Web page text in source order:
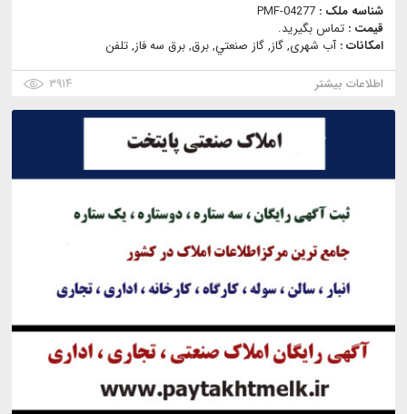
شناسه ملک : PMF-04277
قیمت : تماس بگیرید.
امکانات :آب شهری, گاز, گاز صنعتي, برق, برق سه فاز, تلفن
اطلاعات بیشتر
۳۹۱۴